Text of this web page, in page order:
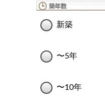
新築
〜5年
〜10年